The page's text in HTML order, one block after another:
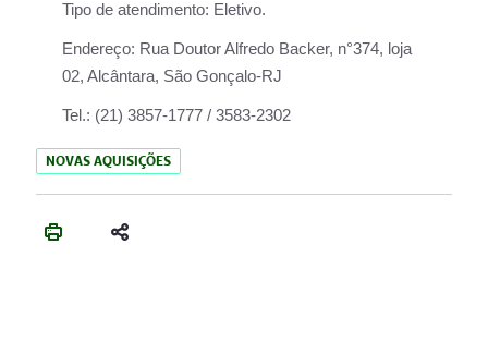
Tipo de atendimento: Eletivo.
Endereço: Rua Doutor Alfredo Backer, n°374, loja
02, Alcântara, São Gonçalo-RJ
Tel.: (21) 3857-1777 / 3583-2302
NOVAS AQUISIÇÕES